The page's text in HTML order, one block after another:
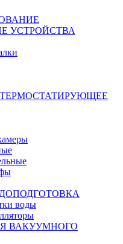
УСТРОЙСТВА
воды
ВАКУУМНОГО